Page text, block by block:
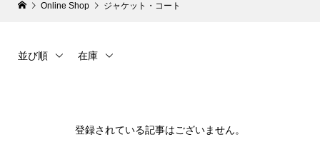
Online Shop ジャケット・コート
並び順 在庫
登録されている記事はございません。